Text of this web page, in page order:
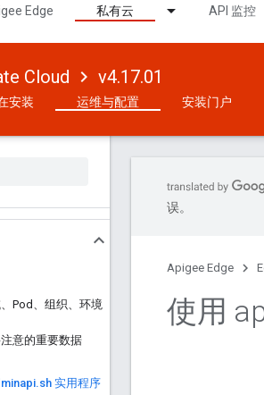
Edge 私有云 API 监控
Cloud v4.17.01
安装 运维与配置 安装门户
Pod、组织、环境
意的重要数据
.sh 实用程序
误。
Apigee Edge
使用